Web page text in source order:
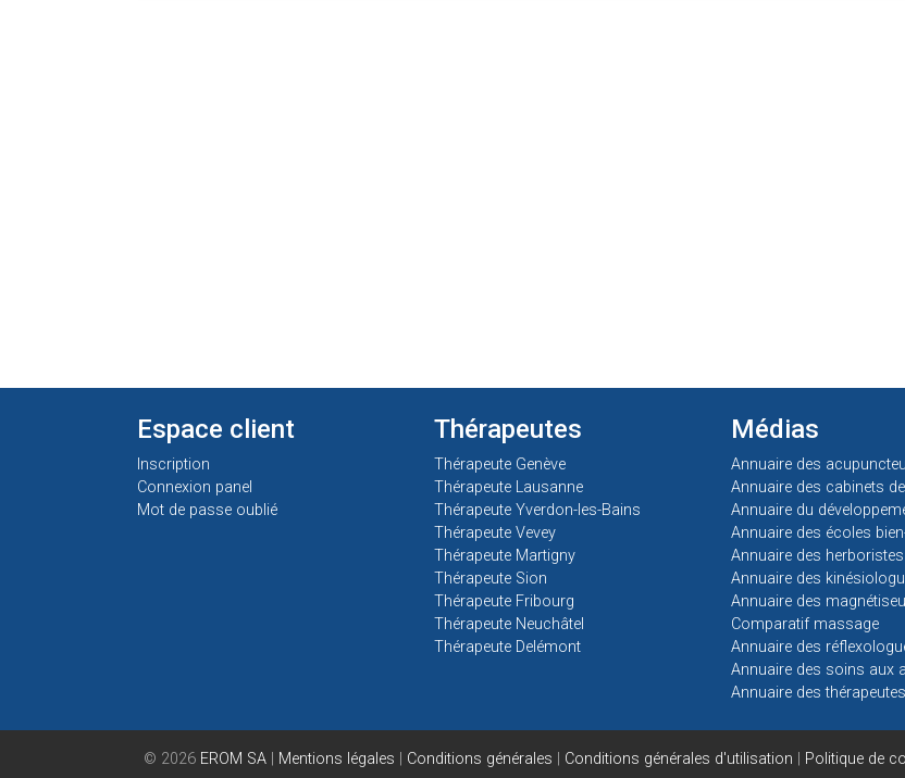
Espace client
Inscription
Connexion panel
Mot de passe oublié
Thérapeutes
Thérapeute Genève
Thérapeute Lausanne
Thérapeute Yverdon-les-Bains
Thérapeute Vevey
Thérapeute Martigny
Thérapeute Sion
Thérapeute Fribourg
Thérapeute Neuchâtel
Thérapeute Delémont
Médias
Annuaire des
Annuaire des cabinets
Annuaire du
Annuaire des écoles
Annuaire des herboristes
Annuaire des
Annuaire des
Comparatif massage
Annuaire des
Annuaire des soins aux
Annuaire des thérapeutes
© 2026 EROM SA Mentions légales Conditions générales Conditions générales d'utilisation Politique de